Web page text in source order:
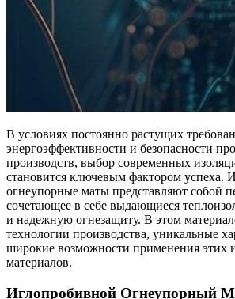
В условиях постоянно растущих
энергоэффективности и безопасности
производств, выбор современных
становится ключевым фактором успеха.
огнеупорные маты представляют собой
сочетающее в себе выдающиеся
и надежную огнезащиту. В этом
технологии производства, уникальные
широкие возможности применения этих
материалов.
Иглопробивной Огнеупорный